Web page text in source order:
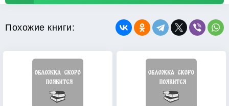
Похожие книги: